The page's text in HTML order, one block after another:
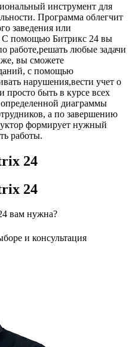
инструмент для
Программа облегчит
заведения или
С помощью Битрикс 24 вы
работе,решать любые задачи
вы сможете
с помощью
нарушения,вести учет о
просто быть в курсе всех
диаграммы
а по завершению
формирует нужный
работы.
24
24
вам нужна?
и консультация